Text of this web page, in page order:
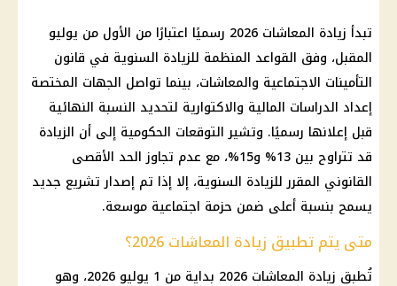
تبدأ زيادة المعاشات 2026
رسميًا اعتبارًا من الأول من يوليو
المقبل، وفق القواعد المنظمة للزيادة السنوية في قانون
التأمينات الاجتماعية والمعاشات، بينما تواصل الجهات المختصة
إعداد الدراسات المالية والاكتوارية لتحديد النسبة النهائية
قبل إعلانها رسميًا. وتشير التوقعات الحكومية إلى أن الزيادة
قد تتراوح بين 13% و15%، مع عدم تجاوز الحد الأقصى
القانوني المقرر للزيادة السنوية، إلا إذا تم إصدار تشريع جديد
يسمح بنسبة أعلى ضمن حزمة اجتماعية موسعة.
متى يتم تطبيق زيادة المعاشات 2026؟
تُطبق زيادة المعاشات 2026
بداية من 1 يوليو 2026، وهو